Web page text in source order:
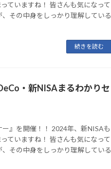
ていますね！ 皆さんも気になって
その中身をしっかり理解している
続きを読む
・新NISAまるわかりセ
ー』を開催！！ 2024年、新NISAも
ていますね！ 皆さんも気になって
その中身をしっかり理解している